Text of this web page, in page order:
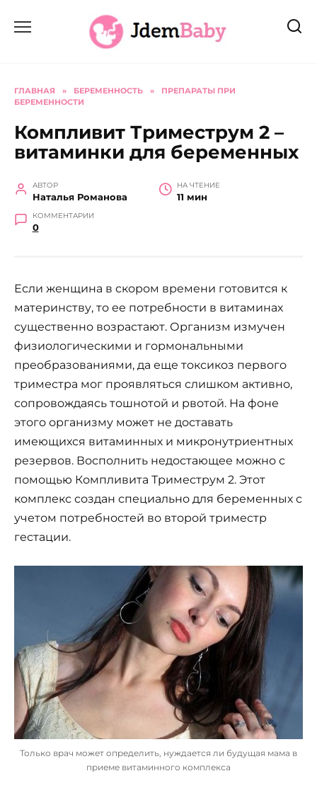
ГЛАВНАЯ » БЕРЕМЕННОСТЬ »
ПРЕПАРАТЫ ПРИ
БЕРЕМЕННОСТИ
Компливит Триместрум 2 –
витаминки для беременных
АВТОР
Наталья Романова
НА ЧТЕНИЕ
11 мин
КОММЕНТАРИИ
0
Если женщина в скором времени готовится к
материнству, то ее потребности в витаминах
существенно возрастают. Организм измучен
физиологическими и гормональными
преобразованиями, да еще токсикоз первого
триместра мог проявляться слишком активно,
сопровождаясь тошнотой и рвотой. На фоне
этого организму может не доставать
имеющихся витаминных и микронутриентных
резервов. Восполнить недостающее можно с
помощью Компливита Триместрум 2. Этот
комплекс создан специально для беременных с
учетом потребностей во второй триместр
гестации.
Только врач может определить, нуждается ли будущая мама в
приеме витаминного комплекса